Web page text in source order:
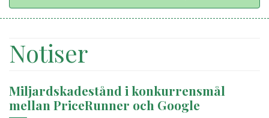
Notiser
Miljardskadestånd i konkurrensmål
mellan PriceRunner och Google